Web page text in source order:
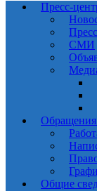
Пресс-
СМИ
Обращения
Общие